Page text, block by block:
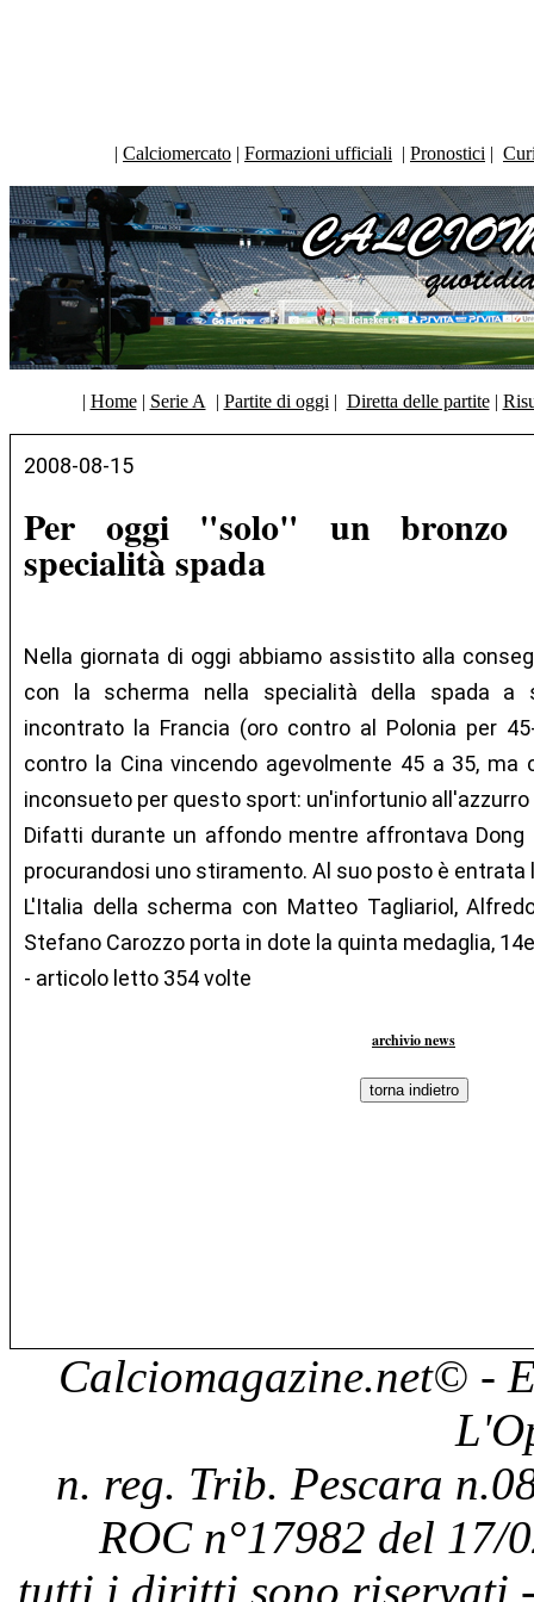
| Calciomercato | Formazioni ufficiali | Pronostici |
| Home| Serie A | Partite di oggi | Diretta delle partite|
2008-08-15
Per oggi "solo" un bronzo
specialità spada
Nella giornata di oggi abbiamo assistito alla
con la scherma nella specialità della spada a
incontrato la Francia (oro contro al Polonia per
contro la Cina vincendo agevolmente 45 a 35, ma
inconsueto per questo sport: un'infortunio all'azzurro
Difatti durante un affondo mentre affrontava
procurandosi uno stiramento. Al suo posto è entrata
L'Italia della scherma con Matteo Tagliariol,
Stefano Carozzo porta in dote la quinta medaglia,
- articolo letto 354 volte
archivio news
Calciomagazine.net© -
n. reg. Trib. Pescara
ROC n°17982 del 17/
tutti i diritti sono riservati